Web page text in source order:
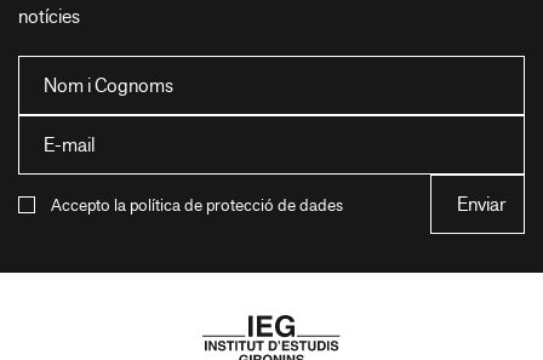
notícies
Accepto la política de protecció de dades